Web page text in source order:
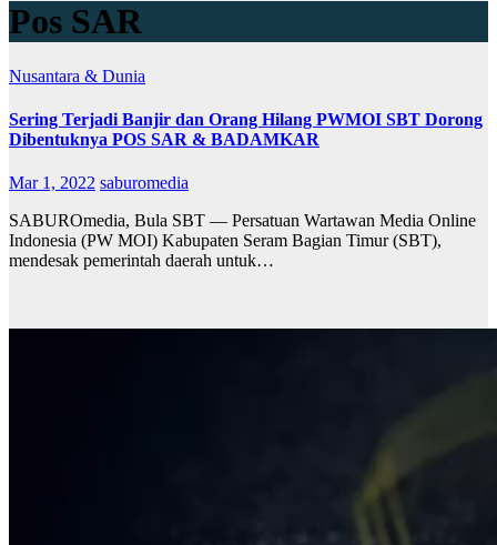
Pos SAR
Nusantara & Dunia
Sering Terjadi Banjir dan Orang Hilang PWMOI SBT Dorong
Dibentuknya POS SAR & BADAMKAR
Mar 1, 2022 saburomedia
SABUROmedia, Bula SBT — Persatuan Wartawan Media Online
Indonesia (PW MOI) Kabupaten Seram Bagian Timur (SBT),
mendesak pemerintah daerah untuk…